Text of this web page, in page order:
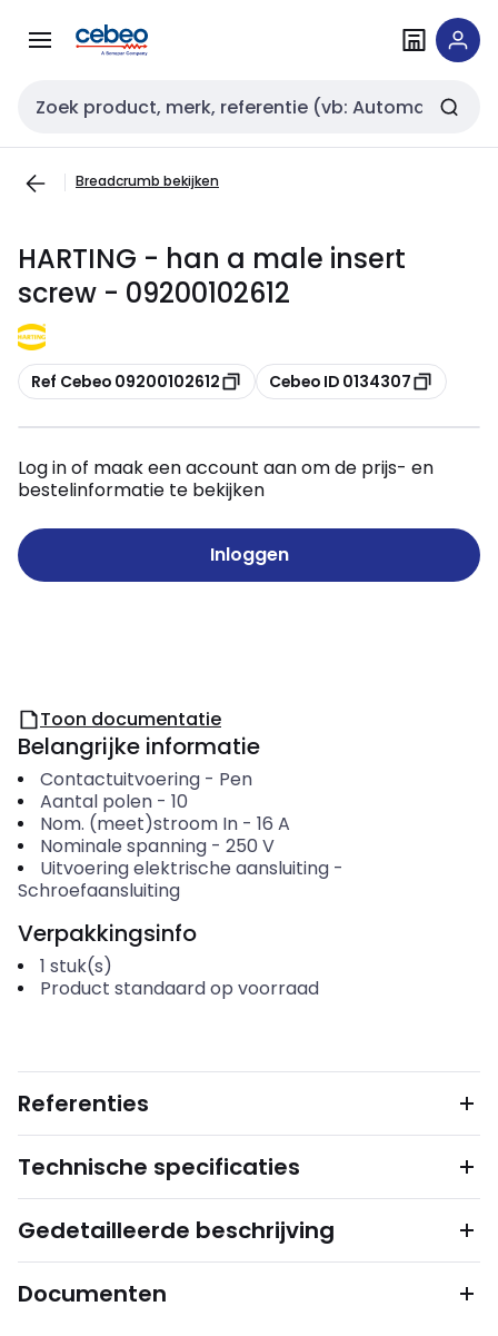
naar
naar
Zoekveld invoer
Breadcrumb bekijken
HARTING - han a male insert
screw - 09200102612
Kopiëren
Ref Cebeo 09200102612 Kopiëren
Cebeo ID 0134307
Log in of maak een account aan om de prijs- en
bestelinformatie te bekijken
Inloggen
Toon documentatie
Belangrijke informatie
Contactuitvoering- Pen
Aantal polen- 10
Nom. (meet)stroom In- 16 A
Nominale spanning- 250 V
Uitvoering elektrische aansluiting-
Schroefaansluiting
Verpakkingsinfo
1 stuk(s)
Product standaard op voorraad
Referenties
Technische specificaties
Gedetailleerde beschrijving
Documenten